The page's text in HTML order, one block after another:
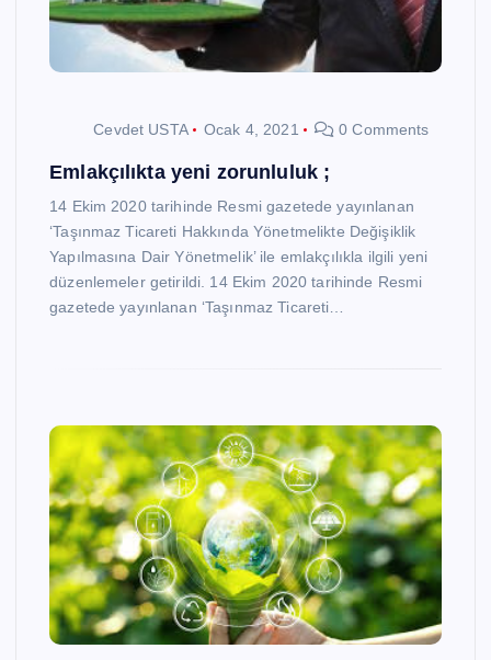
Cevdet USTA Ocak 4, 2021 0 Comments
Emlakçılıkta yeni zorunluluk ;
14 Ekim 2020 tarihinde Resmi gazetede yayınlanan
‘Taşınmaz Ticareti Hakkında Yönetmelikte Değişiklik
Yapılmasına Dair Yönetmelik’ ile emlakçılıkla ilgili yeni
düzenlemeler getirildi. 14 Ekim 2020 tarihinde Resmi
gazetede yayınlanan ‘Taşınmaz Ticareti…